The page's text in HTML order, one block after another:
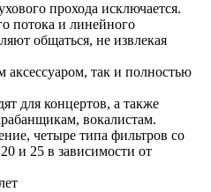
прохода исключается.
потока и линейного
общаться, не извлекая
так и полностью
для концертов, а также
вокалистам.
четыре типа фильтров со
и 25 в зависимости от